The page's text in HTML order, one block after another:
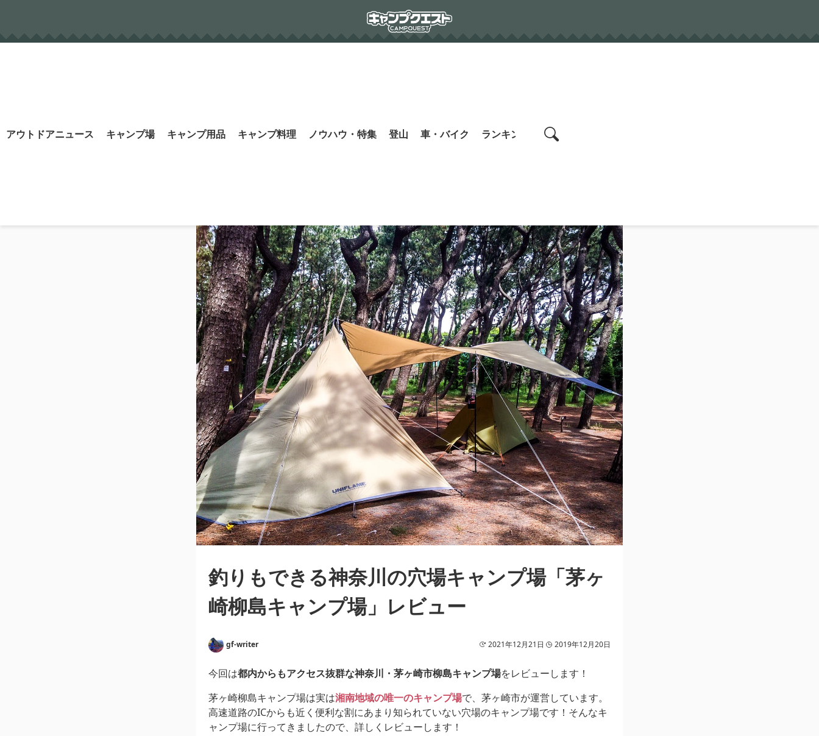
アウトドアニュース キャンプ場 キャンプ用品 キャンプ料理 ノウハウ・特集 登山 車・バイク ランキング search
Search
釣りもできる神奈川の穴場キャンプ場「茅ヶ
崎柳島キャンプ場」レビュー
gf-writer 2021年12月21日 2019年12月20日
今回は都内からもアクセス抜群な神奈川・茅ヶ崎市柳島キャンプ場をレビューします！
茅ヶ崎柳島キャンプ場は実は湘南地域の唯一のキャンプ場で、茅ヶ崎市が運営しています。
高速道路のICからも近く便利な割にあまり知られていない穴場のキャンプ場です！そんなキ
ャンプ場に行ってきましたので、詳しくレビューします！